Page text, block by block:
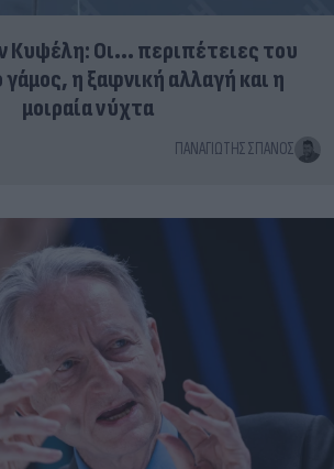
Κυψέλη: Οι... περιπέτειες του
η ξαφνική αλλαγή και η
μοιραία νύχτα
ΠΑΝΑΓΙΏΤΗΣ ΣΠΑΝΌΣ